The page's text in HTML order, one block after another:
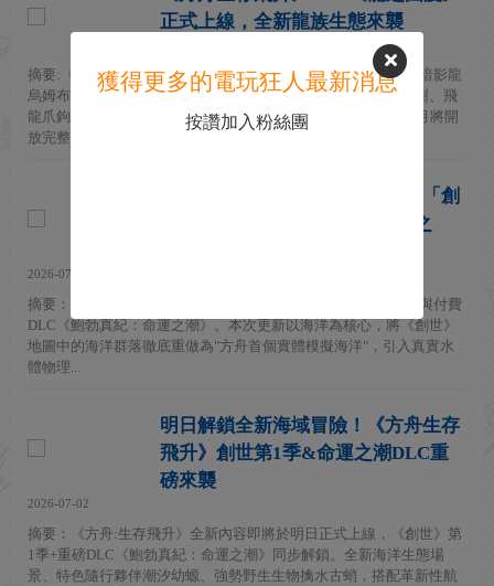
正式上線，全新龍族生態來襲
摘要:《方舟：生存飛升》「龍之國度」正式上線，浮島世界中暗影龍
烏姆布拉攜龍角號角率先登場，光明龍露米隨後覺醒，龍技能樹、飛
龍爪鉤等全套龍騎士系統同步實裝。新生物伽甘塔爾爆料，12月將開
放完整天空世界地...
揚帆起航！《方舟：生存飛升》「創
世」第1季與「鮑勃真紀：命運之
2026-07-07
摘要：《方舟：生存飛升》於 7月4日正式上線《創世》第 1 季與付費
DLC《鮑勃真紀：命運之潮》。本次更新以海洋為核心，將《創世》
地圖中的海洋群落徹底重做為"方舟首個實體模擬海洋"，引入真實水
體物理...
明日解鎖全新海域冒險！《方舟生存
飛升》創世第1季&命運之潮DLC重
磅來襲
2026-07-02
摘要：《方舟:生存飛升》全新內容即將於明日正式上線，《創世》第
1季+重磅DLC《鮑勃真紀：命運之潮》同步解鎖。全新海洋生態場
景、特色隨行夥伴潮汐幼螈、強勢野生生物擒水古蛸，搭配革新性航
獲得更多的電玩狂人最新消息
按讚加入粉絲團